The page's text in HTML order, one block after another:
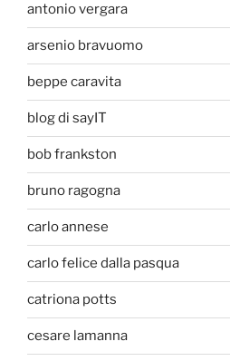
antonio vergara
arsenio bravuomo
beppe caravita
blog di sayIT
bob frankston
bruno ragogna
carlo annese
carlo felice dalla pasqua
catriona potts
cesare lamanna